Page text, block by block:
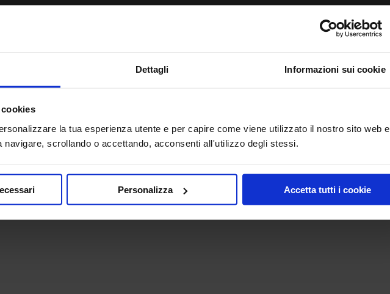
Dettagli Informazioni sui cookie
la tua esperienza utente e per capire come viene utilizzato il nostro sito web e
navigare, scrollando o accettando, acconsenti all'utilizzo degli stessi.
Personalizza Accetta tutti i cookie